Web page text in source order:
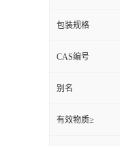
包装规格
CAS编号
别名
有效物质≥